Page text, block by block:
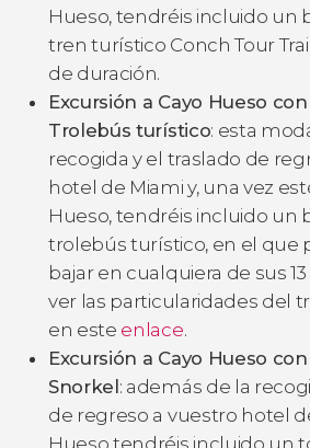
Hueso, tendréis incluido un
tren turístico Conch Tour
de duración.
Excursión a Cayo Hueso
Trolebús turístico: esta
recogida y el traslado de
hotel de Miami y, una vez
Hueso, tendréis incluido un
trolebús turístico, en el que
bajar en cualquiera de sus
ver las particularidades del
en este enlace.
Excursión a Cayo Hueso
Snorkel: además de la
de regreso a vuestro hotel
Hueso tendréis incluido un